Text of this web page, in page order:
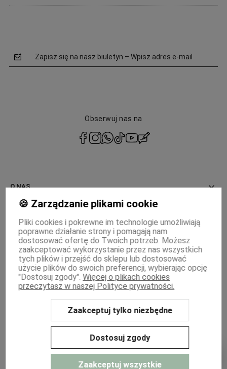
Zapisz się na nasz biuletyn – Wpisz adres e-mail
Obserwuj nas na
O NAS
INFORMACJE
PŁATNOŚCI I DOSTAWA
MOJE KONTO
WSPÓŁPRACA
Sklep internetowy Shoper Premium Szablon Shoper Modern 3.0™
🍪 Zarządzanie plikami cookie
Pliki cookies i pokrewne im technologie umożliwiają
poprawne działanie strony i pomagają nam
dostosować ofertę do Twoich potrzeb. Możesz
zaakceptować wykorzystanie przez nas wszystkich
tych plików i przejść do sklepu lub dostosować
użycie plików do swoich preferencji, wybierając opcję
"Dostosuj zgody". Więcej o plikach cookies
przeczytasz w naszej Polityce prywatności.
Zaakceptuj tylko niezbędne
Dostosuj zgody
Zaakceptuj wszystkie